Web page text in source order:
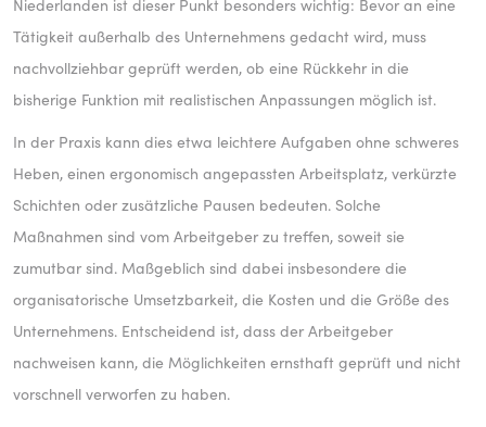
Niederlanden ist dieser Punkt besonders wichtig: Bevor an eine
Tätigkeit außerhalb des Unternehmens gedacht wird, muss
nachvollziehbar geprüft werden, ob eine Rückkehr in die
bisherige Funktion mit realistischen Anpassungen möglich ist.
In der Praxis kann dies etwa leichtere Aufgaben ohne schweres
Heben, einen ergonomisch angepassten Arbeitsplatz, verkürzte
Schichten oder zusätzliche Pausen bedeuten. Solche
Maßnahmen sind vom Arbeitgeber zu treffen, soweit sie
zumutbar sind. Maßgeblich sind dabei insbesondere die
organisatorische Umsetzbarkeit, die Kosten und die Größe des
Unternehmens. Entscheidend ist, dass der Arbeitgeber
nachweisen kann, die Möglichkeiten ernsthaft geprüft und nicht
vorschnell verworfen zu haben.